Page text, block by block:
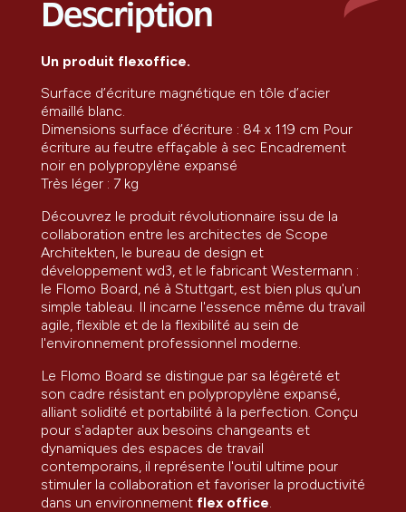
Description
Un produit flexoffice.
Surface d’écriture magnétique en tôle d’acier
émaillé blanc.
Dimensions surface d’écriture : 84 x 119 cm Pour
écriture au feutre effaçable à sec Encadrement
noir en polypropylène expansé
Très léger : 7 kg
Découvrez le produit révolutionnaire issu de la
collaboration entre les architectes de Scope
Architekten, le bureau de design et
développement wd3, et le fabricant Westermann :
le Flomo Board, né à Stuttgart, est bien plus qu'un
simple tableau. Il incarne l'essence même du travail
agile, flexible et de la flexibilité au sein de
l'environnement professionnel moderne.
Le Flomo Board se distingue par sa légèreté et
son cadre résistant en polypropylène expansé,
alliant solidité et portabilité à la perfection. Conçu
pour s'adapter aux besoins changeants et
dynamiques des espaces de travail
contemporains, il représente l'outil ultime pour
stimuler la collaboration et favoriser la productivité
dans un environnement flex office